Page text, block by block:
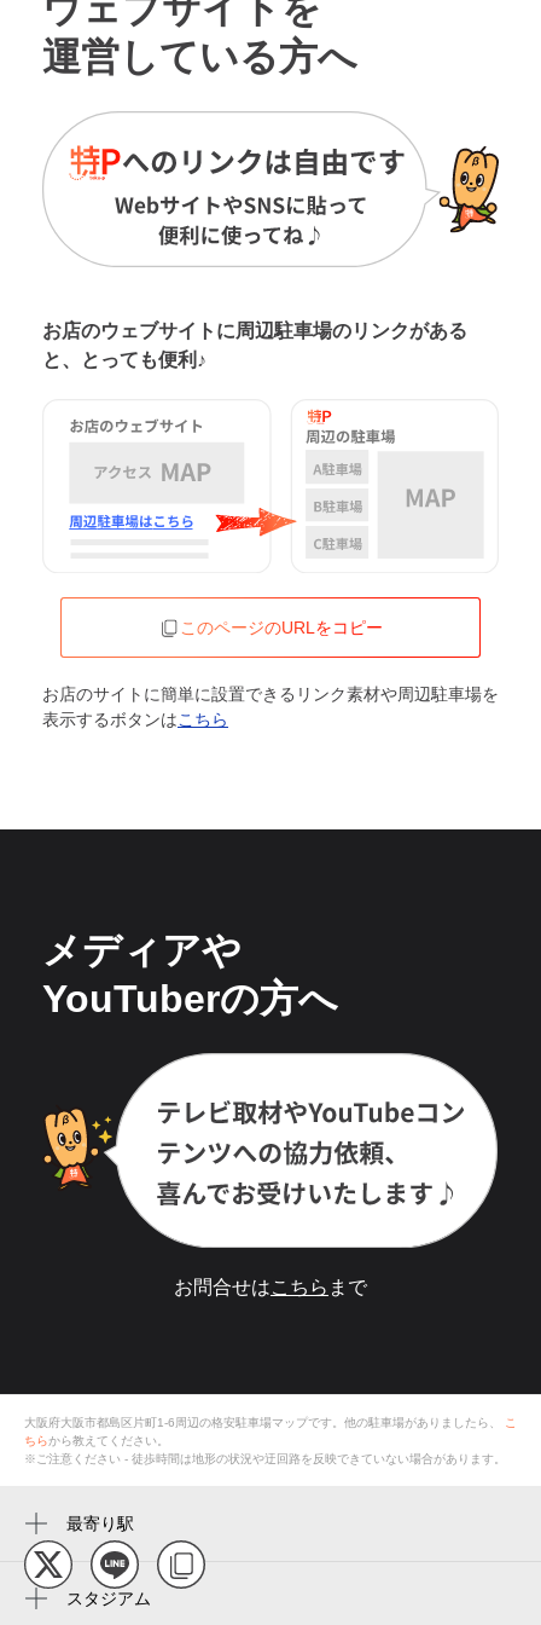
運営している方へ
お店のウェブサイトに周辺駐車場のリンクがある
と、とっても便利♪
このページのURLをコピー
お店のサイトに簡単に設置できるリンク素材や周辺駐車場を
表示するボタンはこちら
メディアや
YouTuberの方へ
お問合せはこちら まで
大阪府大阪市都島区片町1-6 周辺の格安駐車場マップです。他の駐車場がありましたら、
こ
ちらから教えてください。
※ご注意ください - 徒歩時間は地形の状況や迂回路を反映できていない場合があります。
最寄り駅
大阪城北詰駅
天満橋駅スタジアム